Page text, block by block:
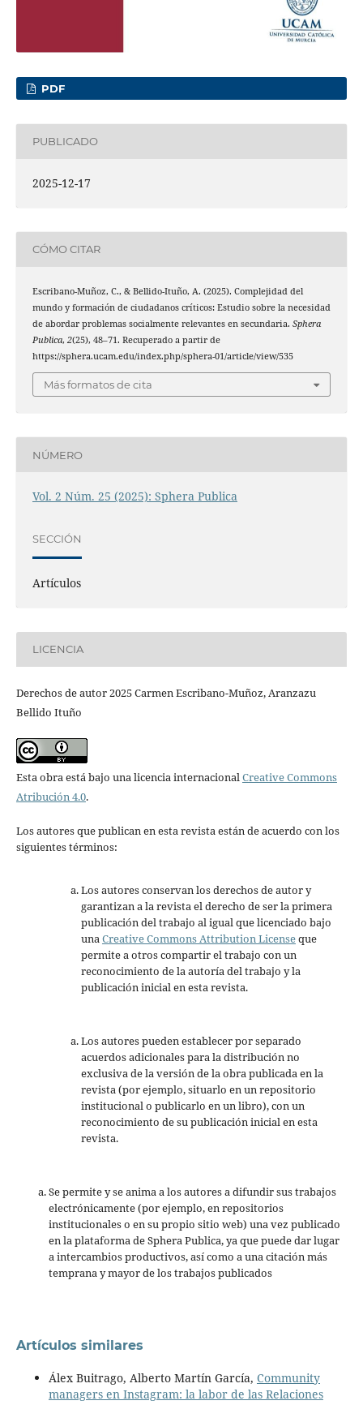
PDF
PUBLICADO
2025-12-17
CÓMO CITAR
Escribano-Muñoz, C., & Bellido-Ituño, A. (2025). Complejidad del
mundo y formación de ciudadanos críticos: Estudio sobre la necesidad
de abordar problemas socialmente relevantes en secundaria. Sphera
Publica, 2(25), 48–71. Recuperado a partir de
https://sphera.ucam.edu/index.php/sphera-01/article/view/535
Más formatos de cita
NÚMERO
Vol. 2 Núm. 25 (2025): Sphera Publica
SECCIÓN
Artículos
LICENCIA
Derechos de autor 2025 Carmen Escribano-Muñoz, Aranzazu
Bellido Ituño
Esta obra está bajo una licencia internacional Creative Commons
Atribución 4.0.
Los autores que publican en esta revista están de acuerdo con los
siguientes términos:
Los autores conservan los derechos de autor y
garantizan a la revista el derecho de ser la primera
publicación del trabajo al igual que licenciado bajo
una Creative Commons Attribution Licenseque
permite a otros compartir el trabajo con un
reconocimiento de la autoría del trabajo y la
publicación inicial en esta revista.
Los autores pueden establecer por separado
acuerdos adicionales para la distribución no
exclusiva de la versión de la obra publicada en la
revista (por ejemplo, situarlo en un repositorio
institucional o publicarlo en un libro), con un
reconocimiento de su publicación inicial en esta
revista.
Se permite y se anima a los autores a difundir sus trabajos
electrónicamente (por ejemplo, en repositorios
institucionales o en su propio sitio web) una vez publicado
en la plataforma de Sphera Publica, ya que puede dar lugar
a intercambios productivos, así como a una citación más
temprana y mayor de los trabajos publicados
Artículos similares
Álex Buitrago, Alberto Martín García, Community
managers en Instagram: la labor de las Relaciones